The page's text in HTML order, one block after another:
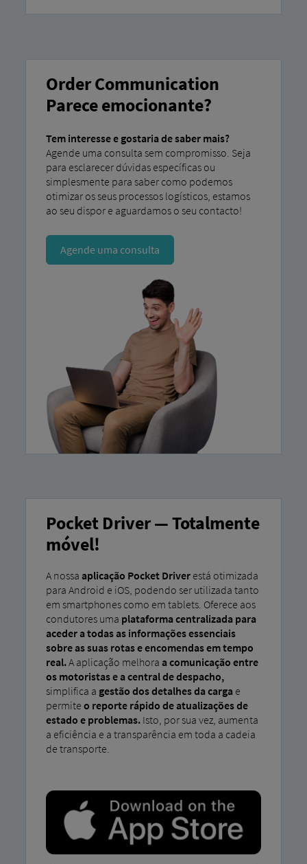
Order Communication
Parece emocionante?
Tem interesse e gostaria de saber mais?
Agende uma consulta sem compromisso. Seja
para esclarecer dúvidas específicas ou
simplesmente para saber como podemos
otimizar os seus processos logísticos, estamos
ao seu dispor e aguardamos o seu contacto!
Agende uma consulta
Pocket Driver — Totalmente
móvel!
A nossa aplicação Pocket Driverestá otimizada
para Android e iOS, podendo ser utilizada tanto
em smartphones como em tablets. Oferece aos
condutores uma plataforma centralizada para
aceder a todas as informações essenciais
sobre as suas rotas e encomendas em tempo
real.A aplicação melhora a comunicação entre
os motoristas e a central de despacho,
simplifica a gestão dos detalhes da cargae
permite o reporte rápido de atualizações de
estado e problemas.Isto, por sua vez, aumenta
a eficiência e a transparência em toda a cadeia
de transporte.